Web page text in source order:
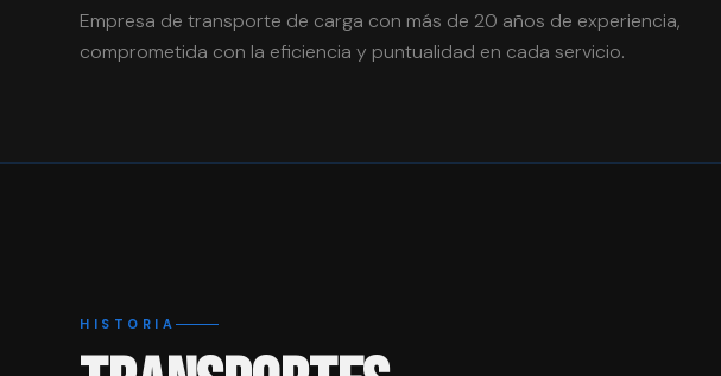
Empresa de transporte de carga con más de 20 años de experiencia,
comprometida con la eficiencia y puntualidad en cada servicio.
HISTORIA